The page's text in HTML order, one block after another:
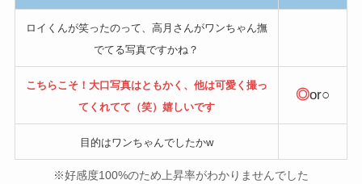
ロイくんが笑ったのって、高月さんがワンちゃん撫
でてる写真ですかね？
こちらこそ！大口写真はともかく、他は可愛く撮っ
てくれてて（笑）嬉しいです
◎or○
目的はワンちゃんでしたかw
※好感度100%のため上昇率がわかりませんでした